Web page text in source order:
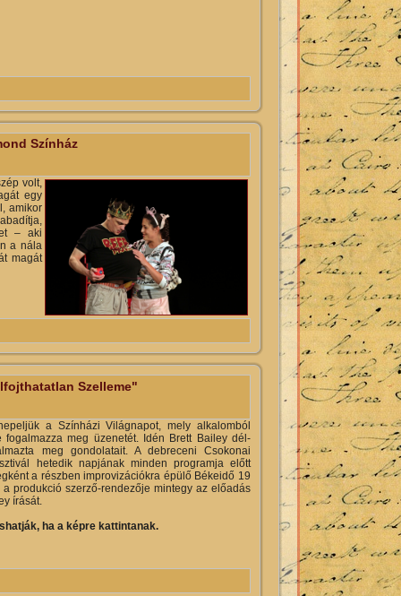
Színház
volt,
egy
amikor
– aki
a nála
magát
kapcsolatosan
Szelleme"
a Színházi Világnapot, mely alkalomból
meg üzenetét. Idén Brett Bailey dél-
meg gondolatait. A debreceni Csokonai
hetedik napjának minden programja előtt
a részben improvizációkra épülő Békeidő 19
produkció szerző-rendezője mintegy az előadás
írását.
ha a képre kattintanak.
tartalommal kapcsolatosan